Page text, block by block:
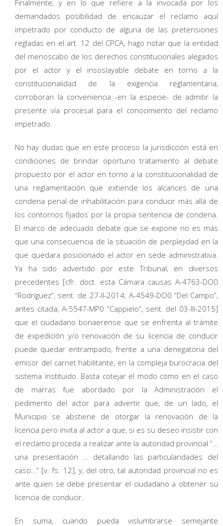
Finalmente, y en lo que refiere a la invocada por los
demandados posibilidad de encauzar el reclamo aquí
impetrado por conducto de alguna de las pretensiones
regladas en el art. 12 del CPCA, hago notar que la entidad
del menoscabo de los derechos constitucionales alegados
por el actor y el insoslayable debate en torno a la
constitucionalidad de la exigencia reglamentaria,
corroboran la conveniencia -en la especie- de admitir la
presente vía procesal para el conocimiento del reclamo
impetrado.
No hay dudas que en este proceso la jurisdicción está en
condiciones de brindar oportuno tratamiento al debate
propuesto por el actor en torno a la constitucionalidad de
una reglamentación que extiende los alcances de una
condena penal de inhabilitación para conducir más allá de
los contornos fijados por la propia sentencia de condena.
El marco de adecuado debate que se expone no es más
que una consecuencia de la situación de perplejidad en la
que quedara posicionado el actor en sede administrativa.
Ya ha sido advertido por este Tribunal, en diversos
precedentes [cfr. doct. esta Cámara causas A-4763-DO0
“Rodríguez”, sent. de 27-II-2014; A-4549-DO0 “Del Campo”,
antes citada; A-5547-MP0 “Cappielo”, sent. del 03-III-2015]
que el ciudadano bonaerense que se enfrenta al trámite
de expedición y/o renovación de su licencia de conducir
puede quedar entrampado, frente a una denegatoria del
emisor del carnet habilitante, en la compleja burocracia del
sistema instituido. Basta cotejar el modo como en el caso
de marras fue abordado por la Administración el
pedimento del actor para advertir que, de un lado, el
Municipio se abstiene de otorgar la renovación de la
licencia pero invita al actor a que, si es su deseo insistir con
el reclamo proceda a realizar ante la autoridad provincial “…
una presentación … detallando las particularidades del
caso…” [v. fs. 12], y, del otro, tal autoridad provincial no es
ante quien se debe presentar el ciudadano a obtener su
licencia de conducir.
En suma, cuando pueda vislumbrarse semejante